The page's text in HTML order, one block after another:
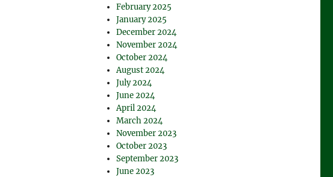
February 2025
January 2025
December 2024
November 2024
October 2024
August 2024
July 2024
June 2024
April 2024
March 2024
November 2023
October 2023
September 2023
June 2023